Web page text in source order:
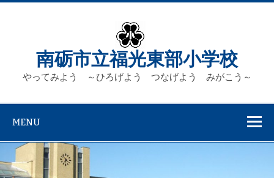
Skip
南砺市立福光東部小学校
やってみよう ～ひろげよう つなげよう みがこう～
MENU